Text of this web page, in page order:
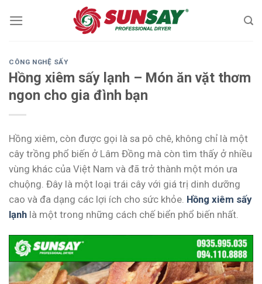
CÔNG NGHỆ SẤY
Hồng xiêm sấy lạnh – Món ăn vặt thơm
ngon cho gia đình bạn
Hồng xiêm, còn được gọi là sa pô chê, không chỉ là một
cây trồng phổ biến ở Lâm Đồng mà còn tìm thấy ở nhiều
vùng khác của Việt Nam và đã trở thành một món ưa
chuộng. Đây là một loại trái cây với giá trị dinh dưỡng
cao và đa dạng các lợi ích cho sức khỏe. Hồng xiêm sấy
lạnh là một trong những cách chế biển phổ biến nhất.